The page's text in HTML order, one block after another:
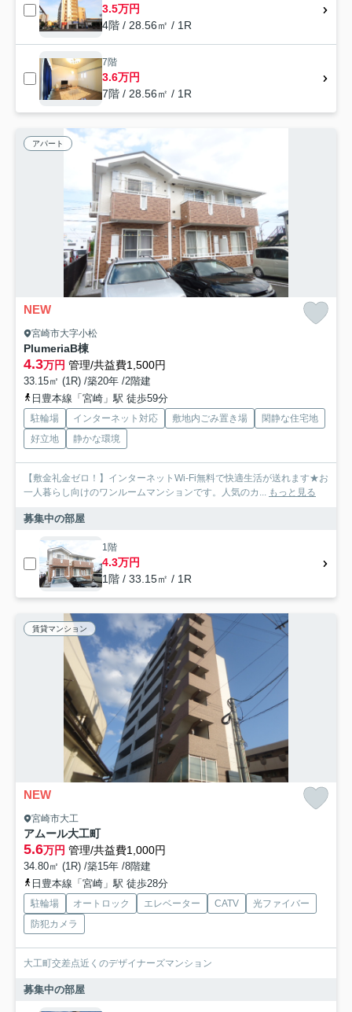
3.5万円
4階 / 28.56㎡ / 1R
7階
3.6万円
7階 / 28.56㎡ / 1R
アパート
NEW
宮崎市大字小松
PlumeriaB棟
4.3万円 管理/共益費1,500円
33.15㎡ (1R) /築20年 /2階建
日豊本線「宮崎」駅 徒歩59分
駐輪場 インターネット対応 敷地内ごみ置き場
閑静な住宅地
好立地
静かな環境
【敷金礼金ゼロ！】インターネットWi-Fi無料で快適生活が送れます★お
一人暮らし向けのワンルームマンションです。人気のカ... もっと見る
募集中の部屋
1階
4.3万円
1階 / 33.15㎡ / 1R
賃貸マンション
NEW
宮崎市大工
アムール大工町
5.6万円 管理/共益費1,000円
34.80㎡ (1R) /築15年 /8階建
日豊本線「宮崎」駅 徒歩28分
駐輪場 オートロック エレベーター CATV
光ファイバー
防犯カメラ
大工町交差点近くのデザイナーズマンション
募集中の部屋